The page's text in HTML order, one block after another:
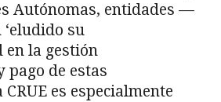
Autónomas, entidades —
su
la gestión
de estas
CRUE es especialmente